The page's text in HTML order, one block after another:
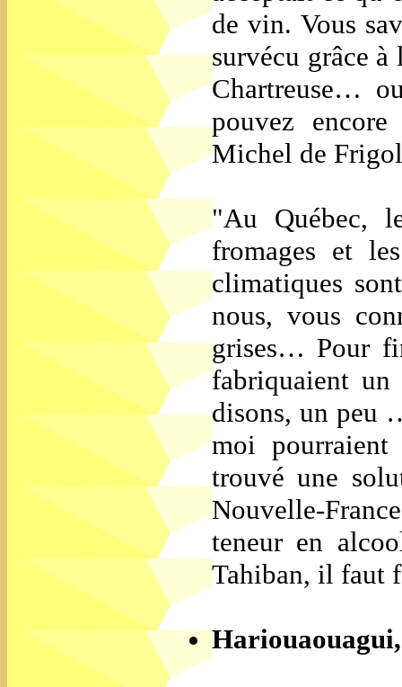
de vin. Vous
survécu grâce
Chartreuse…
pouvez
Michel de
"Au Québec,
fromages et
climatiques
nous, vous
grises… Pour
fabriquaient
disons, un peu
moi
trouvé une
Nouvelle-
teneur en
Tahiban, il faut